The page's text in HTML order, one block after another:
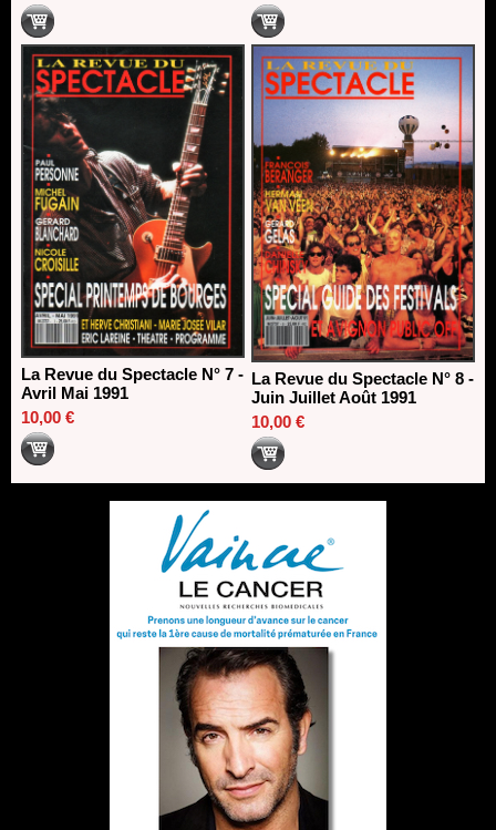
La Revue du Spectacle N° 7 -
Avril Mai 1991
10,00 €
La Revue du Spectacle N° 8 -
Juin Juillet Août 1991
10,00 €